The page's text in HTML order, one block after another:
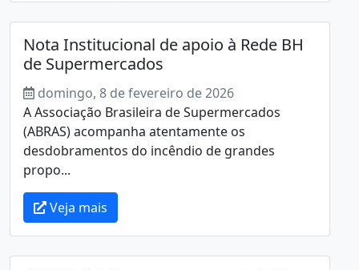
Nota Institucional de apoio à Rede BH
de Supermercados
domingo, 8 de fevereiro de 2026
A Associação Brasileira de Supermercados
(ABRAS) acompanha atentamente os
desdobramentos do incêndio de grandes
propo...
Veja mais